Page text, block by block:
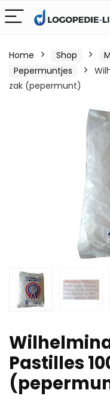
Home Shop
Pepermuntjes
zak (pepermunt)
Pastilles